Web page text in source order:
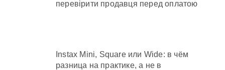
перевірити продавця перед оплатою
Instax Mini, Square или Wide: в чём
разница на практике, а не в